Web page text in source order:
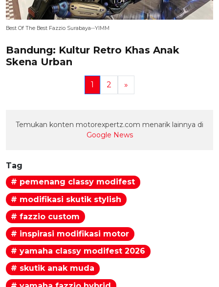
Best Of The Best Fazzio Surabaya--YIMM
Bandung: Kultur Retro Khas Anak
Skena Urban
1 2 »
Temukan konten motorexpertz.com menarik lainnya di
Google News
Tag
# pemenang classy modifest
# modifikasi skutik stylish
# fazzio custom
# inspirasi modifikasi motor
# yamaha classy modifest 2026
# skutik anak muda